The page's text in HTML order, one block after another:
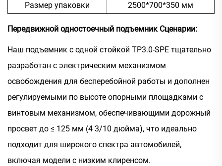
Размер упаковки
2500*700*350 мм
Передвижной одностоечный подъемник Сценарии:
Наш подъемник с одной стойкой TP3.0-SPE тщательно
разработан с электрическим механизмом
освобождения для бесперебойной работы и дополнен
регулируемыми по высоте опорными площадками с
винтовым механизмом, обеспечивающими дорожный
просвет до ≤ 125 мм (4 3/10 дюйма), что идеально
подходит для широкого спектра автомобилей,
включая модели с низким клиренсом.